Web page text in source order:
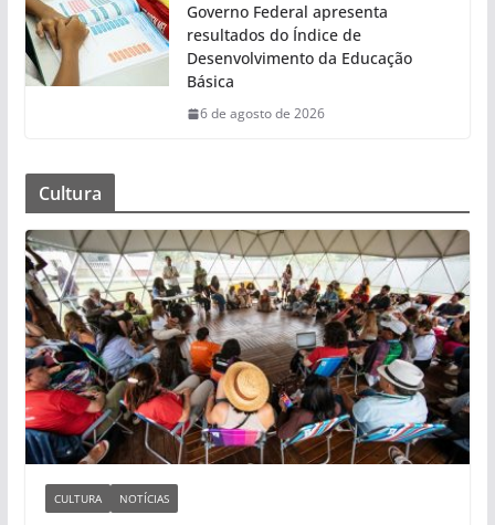
Governo Federal apresenta
resultados do Índice de
Desenvolvimento da Educação
Básica
6 de agosto de 2026
Cultura
CULTURA NOTÍCIAS